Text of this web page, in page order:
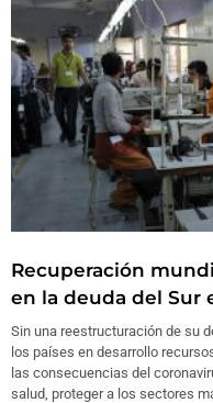
Recuperación
en la deuda del Sur
Sin una reestructuración de su
los países en desarrollo
las consecuencias del
salud, proteger a los sectores